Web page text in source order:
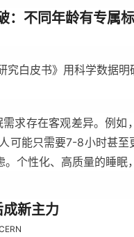
：不同年龄有专属
白皮书》用科学数据明
求存在客观差异。例
可能只需要7-8小时甚
个性化、高质量的睡眠
新主力